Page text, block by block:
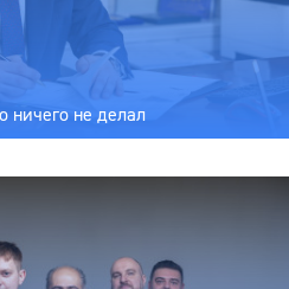
ничего не делал